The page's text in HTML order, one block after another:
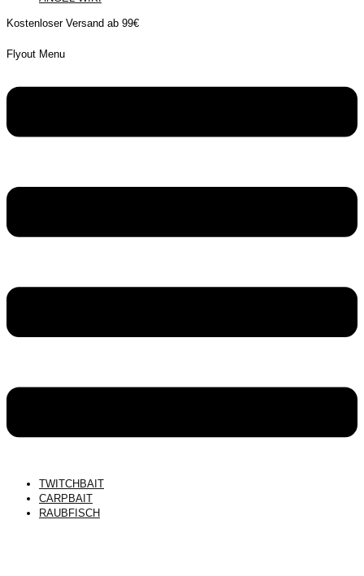
Kostenloser Versand ab 99€
Flyout Menu
TWITCHBAIT
CARPBAIT
RAUBFISCH